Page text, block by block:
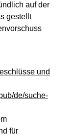
auf der
gestellt
und
de/suche-
für